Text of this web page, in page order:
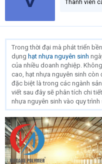
Thành viên
Trong thời đại mà phát triển
dụng hạt nhựa nguyên sinh
của nhiều doanh nghiệp.
cao, hạt nhựa nguyên sinh còn
đặc biệt là trong các ngành
viết sau đây sẽ phân tích chi
nhựa nguyên sinh vào quy trình